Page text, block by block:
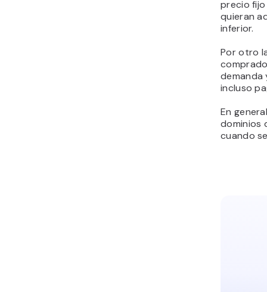
precio
quieran
inferior.
Por otro
demanda
incluso
En
dominios
cuando